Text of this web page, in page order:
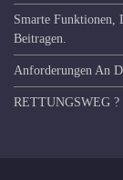
Smarte Funktionen,
Beitragen.
Anforderungen An
RETTUNGSWEG